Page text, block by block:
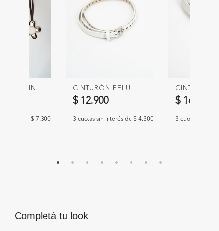
AUSTIN
interés de $ 7.300
CINTURÓN PELU
$ 12.900
3 cuotas sin interés de $ 4.300
CINTURÓN
$ 16.900
3 cuotas sin
Completá tu look